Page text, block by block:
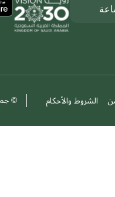
الشروط والأحكام ©